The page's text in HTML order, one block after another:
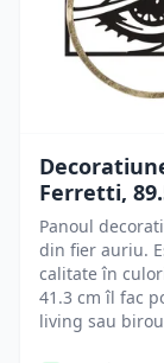
Ferretti,
Panoul
din fier auriu.
calitate în
41.3 cm îl fac
living sau